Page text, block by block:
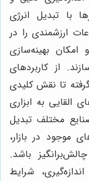
با تبدیل انرژی
ارزشمندی را در
امکان بهینه‌سازی
از کاربردهای
تا نقش کلیدی
القایی به ابزاری
مختلف تبدیل
موجود در بازار،
باشد.
شرایط